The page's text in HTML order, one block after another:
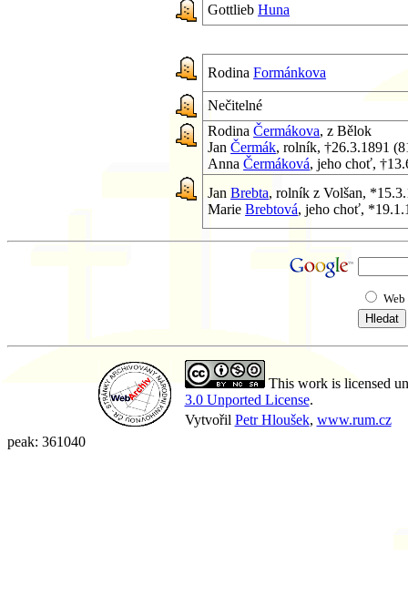
GottliebHuna
RodinaFormánkova
Nečitelné
RodinaČermákova, z Bělok
JanČermák, rolník, †26.3.1891
AnnaČermáková, jeho choť,
JanBrebta, rolník z Volšan,
MarieBrebtová, jeho choť,
Web
This work is licensed
3.0 Unported License.
Vytvořil Petr Hloušek, www.rum.cz
peak: 361040